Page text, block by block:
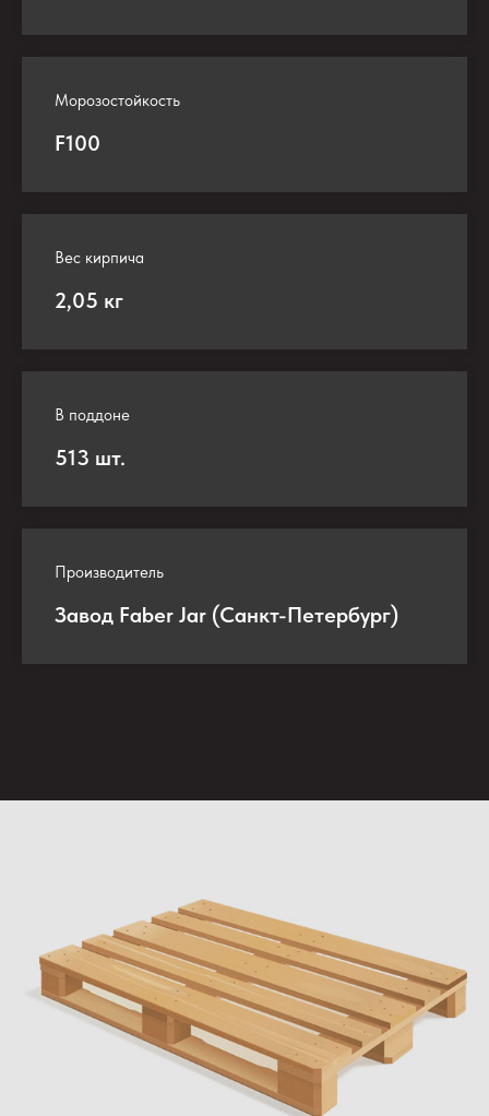
Морозостойкость
F100
Вес кирпича
2,05 кг
В поддоне
513 шт.
Производитель
Завод Faber Jar (Санкт-Петербург)